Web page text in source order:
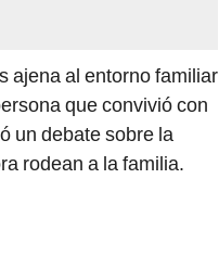
ajena al entorno familiar
que convivió con
un debate sobre la
rodean a la familia.